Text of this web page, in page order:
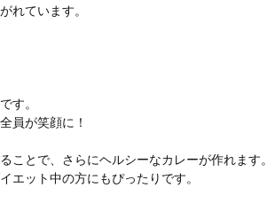
れています。
す。
員が笑顔に！
とで、さらにヘルシーなカレーが作れます。
エット中の方にもぴったりです。